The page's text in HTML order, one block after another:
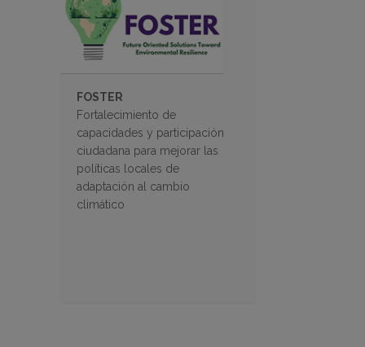
FOSTER
Fortalecimiento de
capacidades y participación
ciudadana para mejorar las
políticas locales de
adaptación al cambio
climático